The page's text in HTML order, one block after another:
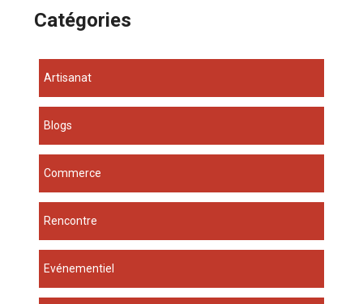
Catégories
Artisanat
Blogs
Commerce
Rencontre
Evénementiel